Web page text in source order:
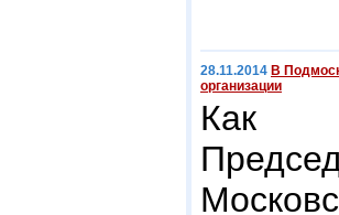
28.11.2014 В
организации
Как